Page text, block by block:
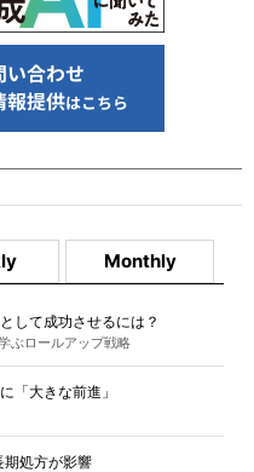
Monthly
して成功させるには？
ぶロールアップ戦略
「大きな前進」
処方が影響